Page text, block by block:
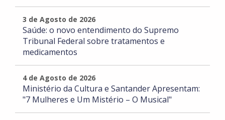
3 de Agosto de 2026
Saúde: o novo entendimento do Supremo
Tribunal Federal sobre tratamentos e
medicamentos
4 de Agosto de 2026
Ministério da Cultura e Santander Apresentam:
"7 Mulheres e Um Mistério – O Musical"